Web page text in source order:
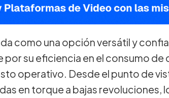
como una opción versátil y
su eficiencia en el consumo de
operativo. Desde el punto de
en torque a bajas revoluciones,